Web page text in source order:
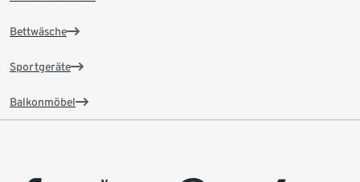
Bettwäsche
Sportgeräte
Balkonmöbel